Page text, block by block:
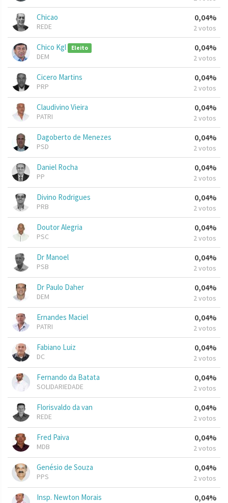
Chicao
REDE
0,04%
2 votos
Chico Kgl Eleito
DEM
0,04%
2 votos
Cicero Martins
PRP
0,04%
2 votos
Claudivino Vieira
PATRI
0,04%
2 votos
Dagoberto de Menezes
PSD
0,04%
2 votos
Daniel Rocha
PP
0,04%
2 votos
Divino Rodrigues
PRB
0,04%
2 votos
Doutor Alegria
PSC
0,04%
2 votos
Dr Manoel
PSB
0,04%
2 votos
Dr Paulo Daher
DEM
0,04%
2 votos
Ernandes Maciel
PATRI
0,04%
2 votos
Fabiano Luiz
DC
0,04%
2 votos
Fernando da Batata
SOLIDARIEDADE
0,04%
2 votos
Florisvaldo da van
REDE
0,04%
2 votos
Fred Paiva
MDB
0,04%
2 votos
Genésio de Souza
PPS
0,04%
2 votos
Insp. Newton Morais 0,04%